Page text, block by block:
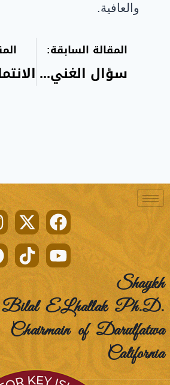
والعافية.
المقالة السابقة:
سؤال الغني بمال أو حرفة
Shaykh
Bilal ELhallak Ph.D.
Chairmain of Darulfatwa
California